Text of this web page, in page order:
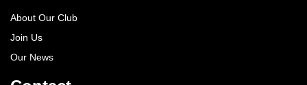
About Our Club
Join Us
Our News